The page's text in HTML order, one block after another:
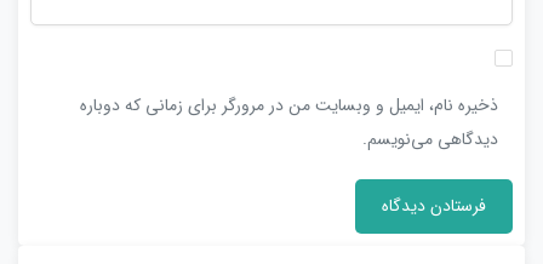
ذخیره نام، ایمیل و وبسایت من در مرورگر برای زمانی که دوباره
دیدگاهی می‌نویسم.